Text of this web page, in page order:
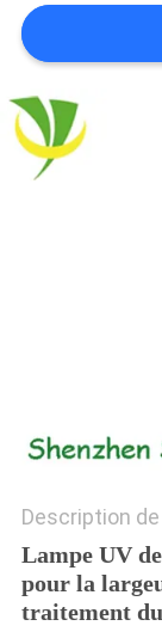
UNE
CITATION
PLAN
DU
Description
Lampe UV
pour la
traitement